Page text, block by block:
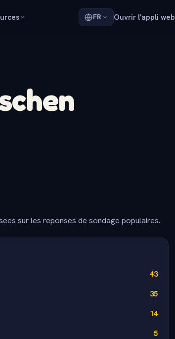
FR Ouvrir l'appli web
sur les reponses de sondage populaires.
43
35
14
5